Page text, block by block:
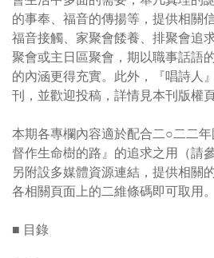
的事奉、福音的傳揚等，提供相關
福音接觸、家聚會餧養、排聚會追
聚會或主日區聚會，期以職事話語
的內涵更得充實。此外，『唱詩人
刊，並歡迎投稿，詳情見本刊版權頁
本期各專欄內容適於配合二○二二
督作生命樹的路』的追求之用（請
另附設多媒體資源連結，提供相關
各相關頁面上的二維條碼即可取用。
■ 目錄